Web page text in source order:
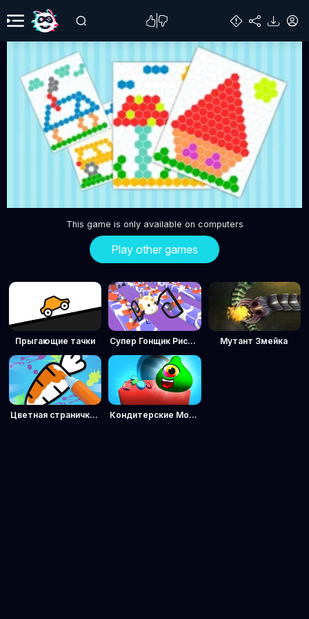
This game is only available on computers
Play other games
Прыгающие тачки Супер Гонщик Рисовальщик Мутант Змейка
Цветная страничка ASMR bestgames.com Кондитерские Монстры: Головоломка